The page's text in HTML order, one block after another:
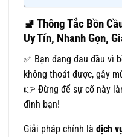
🚽 Thông Tắc Bồn
Uy Tín, Nhanh Gọn,
✅ Bạn đang đau đầu vì
không thoát được, gây
👉 Đừng để sự cố này
đình bạn!
Giải pháp chính là dịch